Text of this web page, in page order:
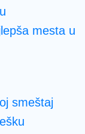
mesta u
smeštaj